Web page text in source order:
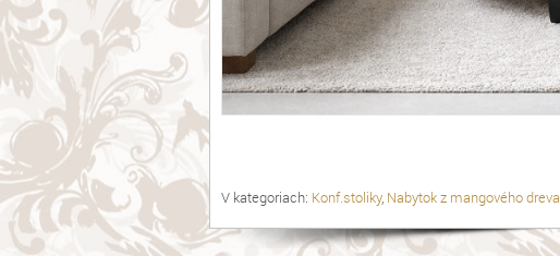
V kategoriach: Konf.stoliky, Nabytok z mangového dreva